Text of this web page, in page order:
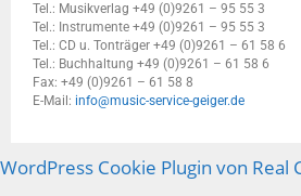
Tel.: Musikverlag +49 (0)9261 – 95 55 3
Tel.: Instrumente +49 (0)9261 – 95 55 3
Tel.: CD u. Tonträger +49 (0)9261 – 61 58 6
Tel.: Buchhaltung +49 (0)9261 – 61 58 6
Fax: +49 (0)9261 – 61 58 8
E-Mail: info@music-service-geiger.de
WordPress Cookie Plugin von Real